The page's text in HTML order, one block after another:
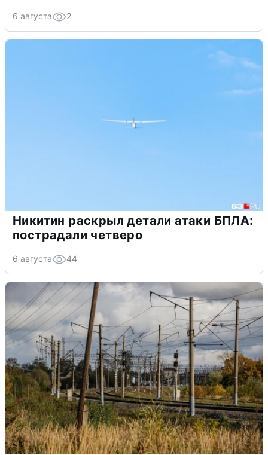
6 августа 2
Никитин раскрыл детали атаки БПЛА:
пострадали четверо
6 августа 44